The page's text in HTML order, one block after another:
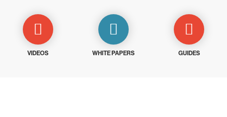
VIDEOS WHITE PAPERS GUIDES